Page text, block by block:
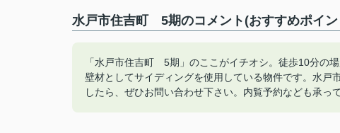
水戸市住吉町 5期のコメント(おすすめポイン
「水戸市住吉町 5期」のここがイチオシ。徒歩10分の
壁材としてサイディングを使用している物件です。水戸
したら、ぜひお問い合わせ下さい。内覧予約なども承っ